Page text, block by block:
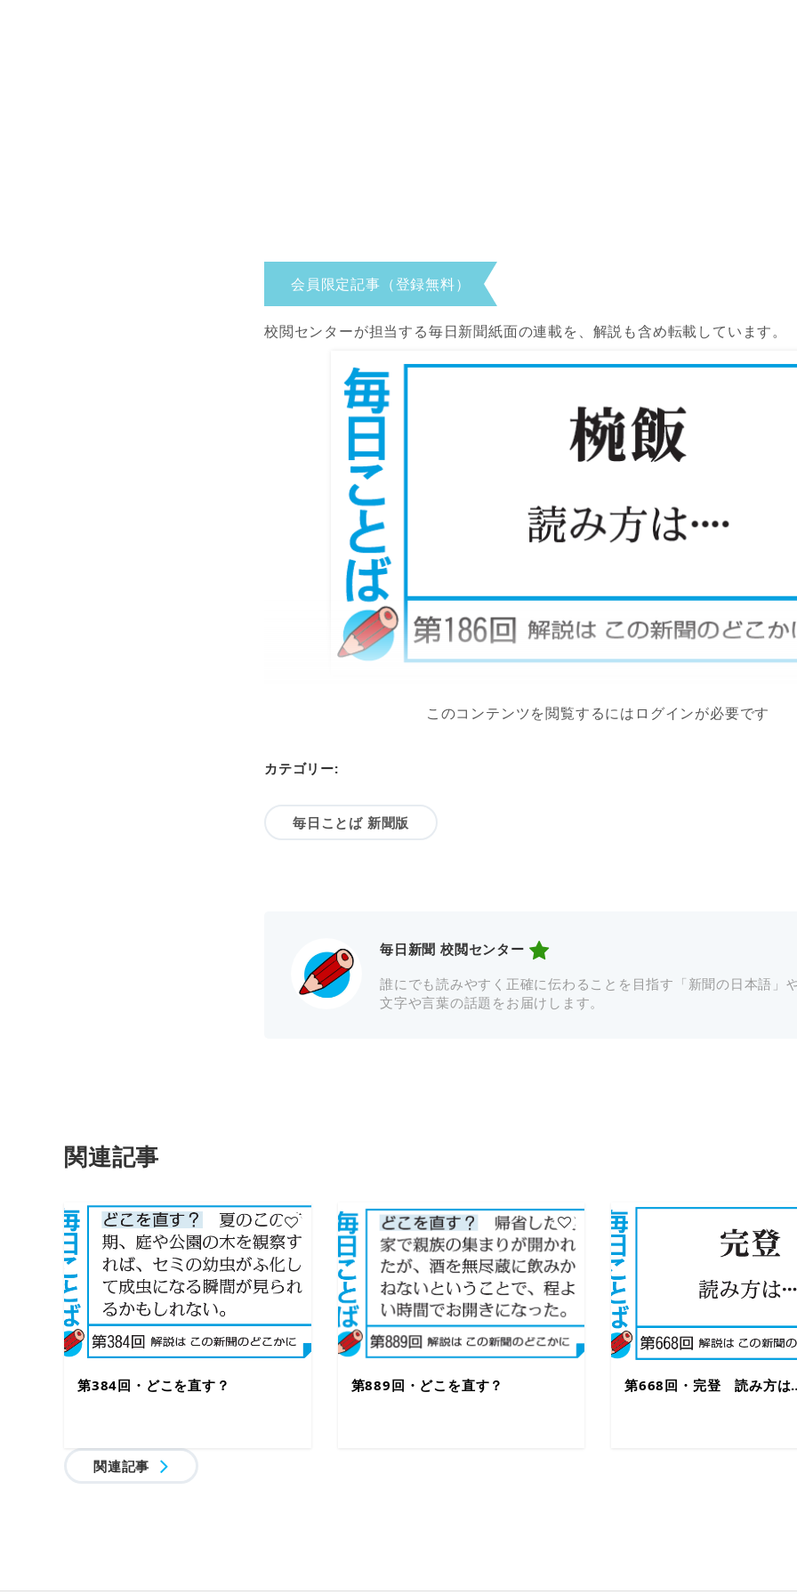
会員限定記事（登録無料）
校閲センターが担当する毎日新聞紙面の連載を、解説も含め転載しています。
このコンテンツを閲覧するにはログインが必要です
カテゴリー:
毎日ことば 新聞版
毎日新聞 校閲センター
誰にでも読みやすく正確に伝わることを目指す「新聞の日本語」
文字や言葉の話題をお届けします。
関連記事
第384回・どこを直す？ 第889回・どこを直す？ 第668回・完登 読み方は
関連記事